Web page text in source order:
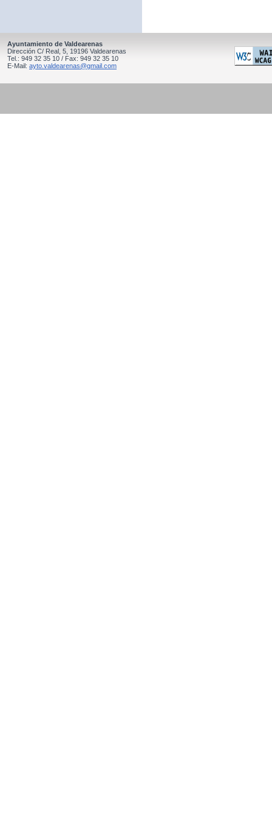
Ayuntamiento de Valdearenas
Dirección C/ Real, 5, 19196 Valdearenas
Tel.: 949 32 35 10 / Fax: 949 32 35 10
E-Mail: ayto.valdearenas@gmail.com